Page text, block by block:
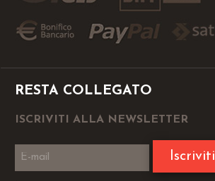
RESTA COLLEGATO
ISCRIVITI ALLA NEWSLETTER
Iscriviti